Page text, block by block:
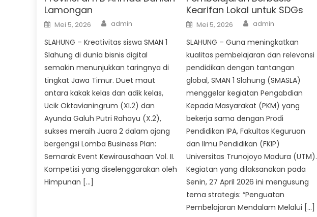
Lamongan
Posted
on
Mei 5, 2026 Author
admin
SLAHUNG – Kreativitas siswa SMAN 1
Slahung di dunia bisnis digital
semakin menunjukkan taringnya di
tingkat Jawa Timur. Duet maut
antara kakak kelas dan adik kelas,
Ucik Oktavianingrum (XI.2) dan
Ayunda Galuh Putri Rahayu (X.2),
sukses meraih Juara 2 dalam ajang
bergengsi Lomba Business Plan:
Semarak Event Kewirausahaan Vol. II.
Kompetisi yang diselenggarakan oleh
Himpunan […]
Kearifan Lokal untuk SDGs
Posted
on
Mei 5, 2026 Author
admin
SLAHUNG – Guna meningkatkan
kualitas pembelajaran dan relevansi
pendidikan dengan tantangan
global, SMAN 1 Slahung (SMASLA)
menggelar kegiatan Pengabdian
Kepada Masyarakat (PKM) yang
bekerja sama dengan Prodi
Pendidikan IPA, Fakultas Keguruan
dan Ilmu Pendidikan (FKIP)
Universitas Trunojoyo Madura (UTM).
Kegiatan yang dilaksanakan pada
Senin, 27 April 2026 ini mengusung
tema strategis: “Penguatan
Pembelajaran Mendalam Melalui […]